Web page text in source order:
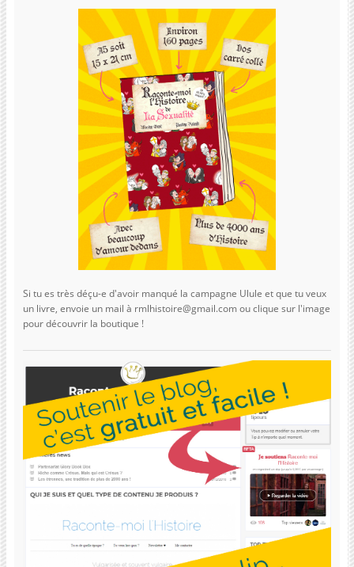
Si tu es très déçu-e d'avoir manqué la campagne Ulule et que tu veux
un livre, envoie un mail à rmlhistoire@gmail.com ou clique sur l'image
pour découvrir la boutique !